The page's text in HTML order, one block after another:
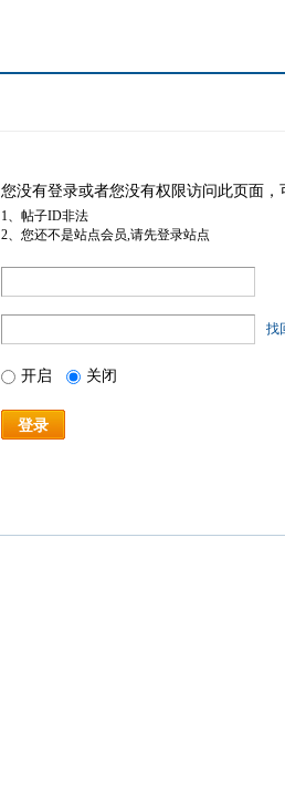
您没有登录或者您没有权限访问此页面
1、帖子ID非法
2、您还不是站点会员,请先登录站点
找
开启 关闭
登录